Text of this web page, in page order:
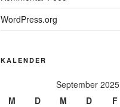
WordPress.org
KALENDER
September 2025
M
D M D F